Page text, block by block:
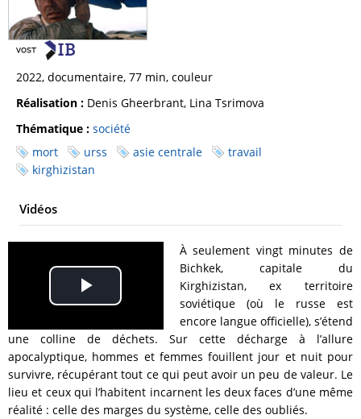
2022, documentaire, 77 min, couleur
Réalisation : Denis Gheerbrant, Lina Tsrimova
Thématique : société
mort
urss asie centrale
travail
kirghizistan
Vidéos
Play
Video
À seulement vingt minutes de
Bichkek, capitale du
Kirghizistan, ex territoire
soviétique (où le russe est
encore langue officielle), s’étend
une colline de déchets. Sur cette décharge à l’allure
apocalyptique, hommes et femmes fouillent jour et nuit pour
survivre, récupérant tout ce qui peut avoir un peu de valeur. Le
lieu et ceux qui l’habitent incarnent les deux faces d’une même
réalité : celle des marges du système, celle des oubliés.